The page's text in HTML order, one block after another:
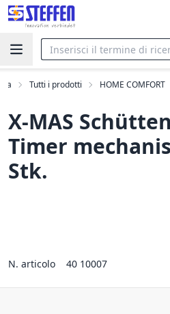
Tutti i prodotti HOME COMFORT
X-MAS
Timer
Stk.
N. articolo 40 10007